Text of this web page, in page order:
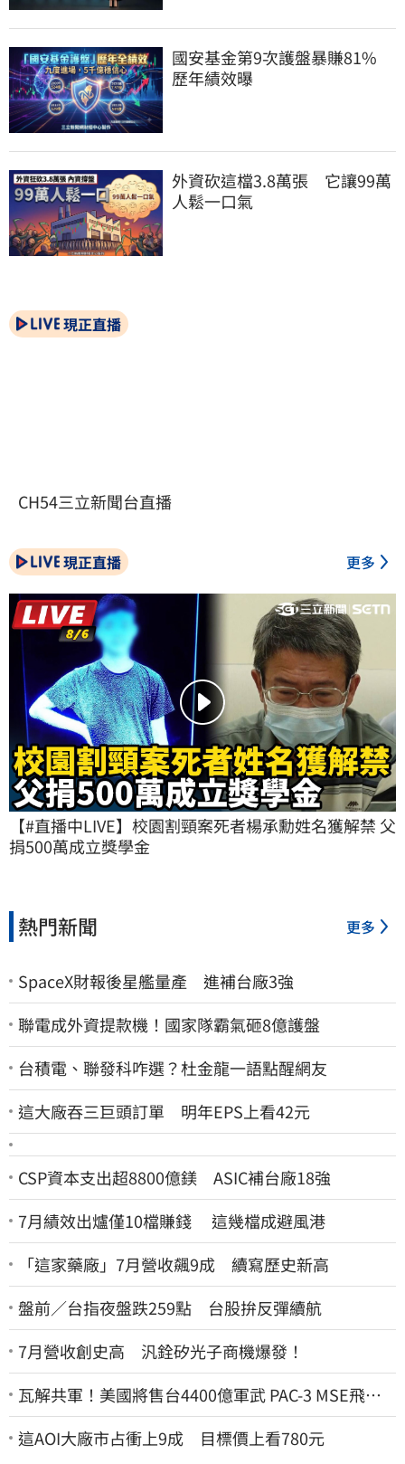
國安基金第9次護盤暴賺81%
歷年績效曝
外資砍這檔3.8萬張　它讓99萬
人鬆一口氣
現正直播
CH54三立新聞台直播
現正直播 更多
【#直播中LIVE】校園割頸案死者楊承勳姓名獲解禁 父
捐500萬成立獎學金
熱門新聞 更多
SpaceX財報後星艦量產 進補台廠3強
聯電成外資提款機！國家隊霸氣砸8億護盤
台積電、聯發科咋選？杜金龍一語點醒網友
這大廠吞三巨頭訂單 明年EPS上看42元
CSP資本支出超8800億鎂 ASIC補台廠18強
7月績效出爐僅10檔賺錢 這幾檔成避風港
「這家藥廠」7月營收飆9成 續寫歷史新高
盤前／台指夜盤跌259點 台股拚反彈續航
7月營收創史高 汎銓矽光子商機爆發！
瓦解共軍！美國將售台4400億軍武 PAC-3 MSE飛彈
戰力曝
這AOI大廠市占衝上9成 目標價上看780元